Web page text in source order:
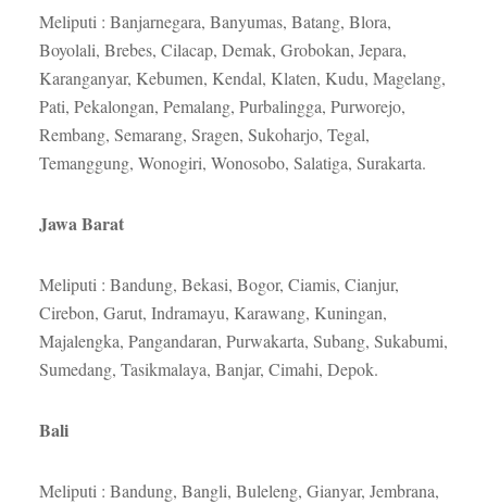
Meliputi : Banjarnegara, Banyumas, Batang, Blora,
Boyolali, Brebes, Cilacap, Demak, Grobokan, Jepara,
Karanganyar, Kebumen, Kendal, Klaten, Kudu, Magelang,
Pati, Pekalongan, Pemalang, Purbalingga, Purworejo,
Rembang, Semarang, Sragen, Sukoharjo, Tegal,
Temanggung, Wonogiri, Wonosobo, Salatiga, Surakarta.
Jawa Barat
Meliputi : Bandung, Bekasi, Bogor, Ciamis, Cianjur,
Cirebon, Garut, Indramayu, Karawang, Kuningan,
Majalengka, Pangandaran, Purwakarta, Subang, Sukabumi,
Sumedang, Tasikmalaya, Banjar, Cimahi, Depok.
Bali
Meliputi : Bandung, Bangli, Buleleng, Gianyar, Jembrana,